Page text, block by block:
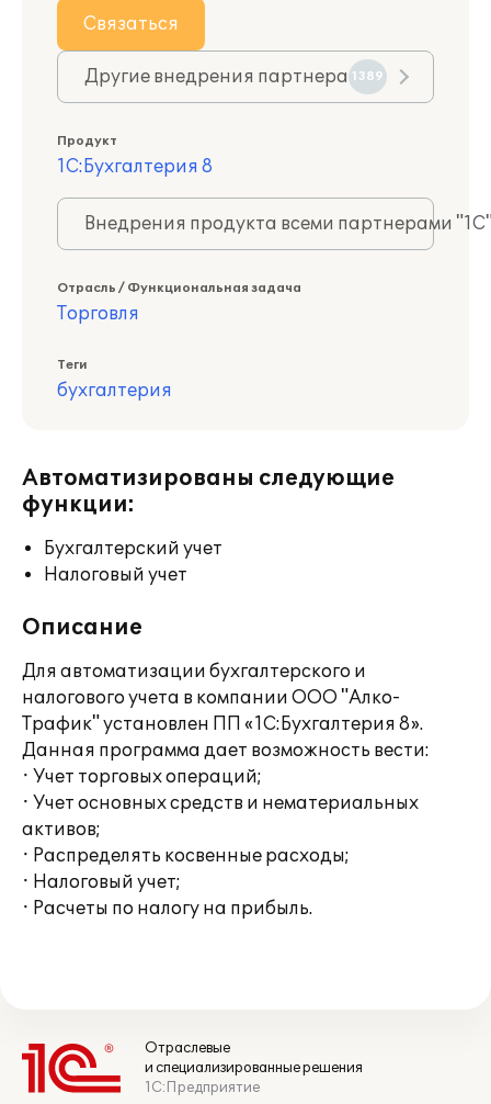
Связаться
Другие внедрения партнера 1389
Продукт
1С:Бухгалтерия 8
Внедрения продукта всеми партнерами
Отрасль / Функциональная задача
Торговля
Теги
бухгалтерия
Автоматизированы следующие
функции:
Бухгалтерский учет
Налоговый учет
Описание
Для автоматизации бухгалтерского и
налогового учета в компании ООО "Алко-
Трафик" установлен ПП «1С:Бухгалтерия 8».
Данная программа дает возможность вести:
· Учет торговых операций;
· Учет основных средств и нематериальных
активов;
· Распределять косвенные расходы;
· Налоговый учет;
· Расчеты по налогу на прибыль.
Отраслевые
и специализированные решения
1С:Предприятие